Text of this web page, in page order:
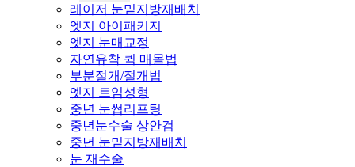
레이저 눈밑지방재배치
엣지 아이패키지
엣지 눈매교정
자연유착 퀵 매몰법
부분절개/절개법
엣지 트임성형
중년 눈썹리프팅
중년눈수술 상안검
중년 눈밑지방재배치
눈 재수술